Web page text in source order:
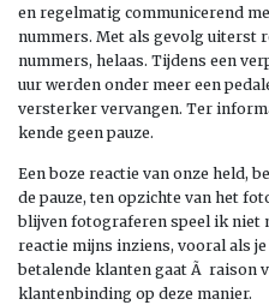
en regelmatig communicerend
nummers. Met als gevolg uiterst
nummers, helaas. Tijdens een
uur werden onder meer een
versterker vervangen. Ter
kende geen pauze.
Een boze reactie van onze held,
de pauze, ten opzichte van het
blijven fotograferen speel ik niet
reactie mijns inziens, vooral als
betalende klanten gaat Ã raison
klantenbinding op deze manier.